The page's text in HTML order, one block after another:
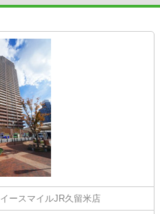
イースマイルJR久留米店